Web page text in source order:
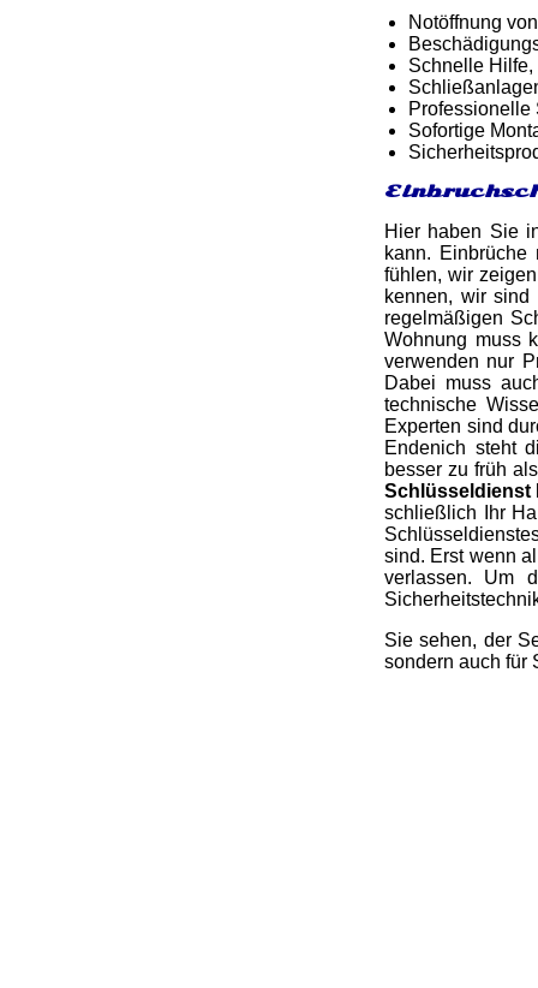
Notöffnung
Schnelle Hilfe,
Professionelle
Sofortige
Hier haben Sie
kann.
fühlen, wir
kennen, wir
regelmäßigen
Wohnung muss
verwenden nur
Dabei muss
technische
Experten sind
Endenich steht
besser zu früh
Schlüsseldienst
schließlich Ihr
sind. Erst wenn
verlassen. Um
Sie sehen, der
sondern auch für